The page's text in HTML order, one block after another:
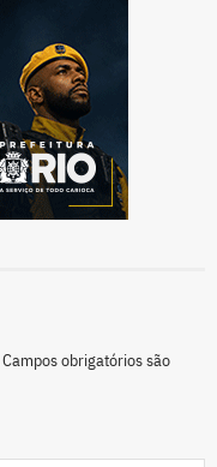
Campos obrigatórios são